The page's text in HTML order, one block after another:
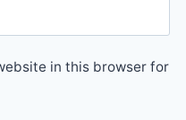
in this browser for